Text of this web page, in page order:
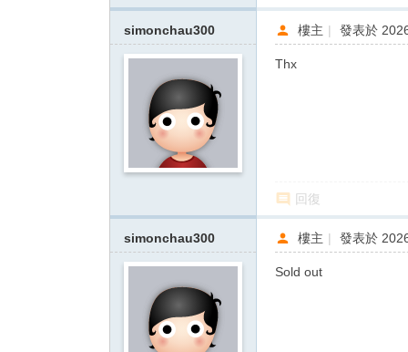
simonchau300 樓主 | 發表於
Thx
回復
simonchau300 樓主 | 發表於
Sold out